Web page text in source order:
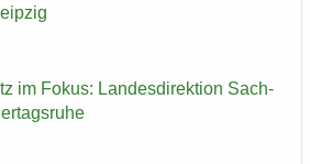
im Fokus: Lan­des­di­rek­ti­on Sach­